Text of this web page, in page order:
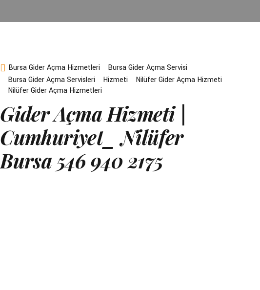
Bursa Gider Açma Hizmetleri
Bursa Gider Açma Servisi
Bursa Gider Açma Servisleri
Hizmeti
Nilüfer Gider Açma Hizmeti
Nilüfer Gider Açma Hizmetleri
Gider Açma Hizmeti |
Cumhuriyet_ Nilüfer
Bursa 546 940 2175